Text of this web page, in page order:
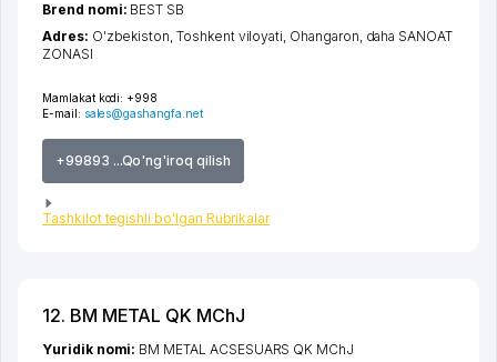
Mamlakat kodi: +998
E-mail: sales@gashangfa.net
+99893 ...Qo'ng'iroq qilish
Tashkilot tegishli bo'lgan Rubrikalar
Brend nomi: BEST SB
Adres: O'zbekiston,Toshkent viloyati, Ohangaron, daha SANOAT
ZONASI
12. BM METAL QK MChJ
Yuridik nomi: BM METAL ACSESUARS QK MChJ